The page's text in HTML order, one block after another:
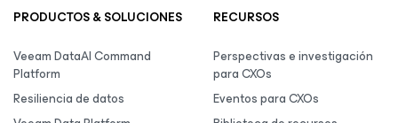
PRODUCTOS & SOLUCIONES
Veeam DataAI Command
Platform
Resiliencia de datos
RECURSOS
Perspectivas e investigación
para CXOs
Eventos para CXOs